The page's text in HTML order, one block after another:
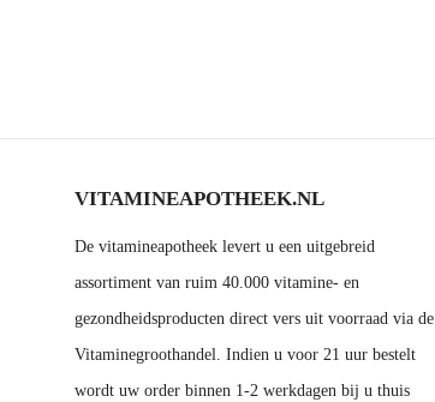
VITAMINEAPOTHEEK.NL
De vitamineapotheek levert u een uitgebreid
assortiment van ruim 40.000 vitamine- en
gezondheidsproducten direct vers uit voorraad via de
Vitaminegroothandel. Indien u voor 21 uur bestelt
wordt uw order binnen 1-2 werkdagen bij u thuis